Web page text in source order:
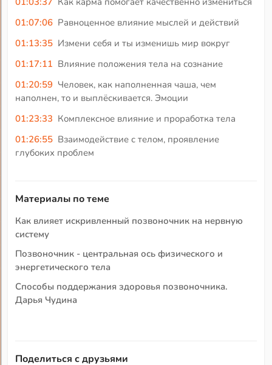
01:07:06 Равноценное влияние мыслей и действий
01:13:35 Измени себя и ты изменишь мир вокруг
01:17:11 Влияние положения тела на сознание
01:20:59 Человек, как наполненная чаша, чем
наполнен, то и выплёскивается. Эмоции
01:23:33 Комплексное влияние и проработка тела
01:26:55 Взаимодействие с телом, проявление
глубоких проблем
Материалы по теме
Как влияет искривленный позвоночник на нервную
систему
Позвоночник - центральная ось физического и
энергетического тела
Способы поддержания здоровья позвоночника.
Дарья Чудина
Поделиться с друзьями